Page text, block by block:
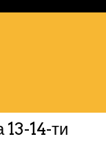
13-14-ти